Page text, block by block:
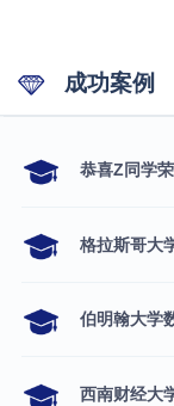
成功案例
恭喜Z同学
格拉斯哥大
伯明翰大学
西南财经大